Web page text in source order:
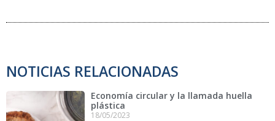
NOTICIAS RELACIONADAS
Economía circular y la llamada huella
plástica
18/05/2023